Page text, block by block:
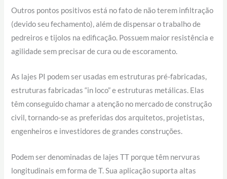
Outros pontos positivos está no fato de não terem infiltração
(devido seu fechamento), além de dispensar o trabalho de
pedreiros e tijolos na edificação. Possuem maior resistência e
agilidade sem precisar de cura ou de escoramento.
As lajes PI podem ser usadas em estruturas pré-fabricadas,
estruturas fabricadas “in loco” e estruturas metálicas. Elas
têm conseguido chamar a atenção no mercado de construção
civil, tornando-se as preferidas dos arquitetos, projetistas,
engenheiros e investidores de grandes construções.
Podem ser denominadas de lajes TT porque têm nervuras
longitudinais em forma de T. Sua aplicação suporta altas